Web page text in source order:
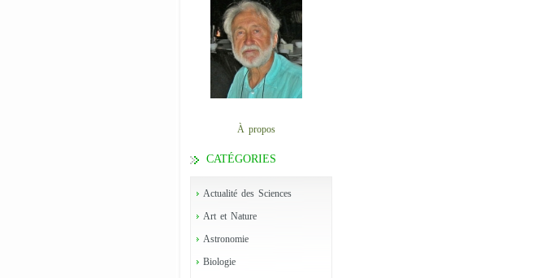
À propos
CATÉGORIES
Actualité des Sciences
Art et Nature
Astronomie
Biologie